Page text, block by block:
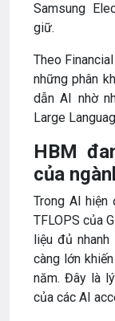
Samsung
giữ.
Theo
những phân
dẫn AI nhờ
Large
HBM
của
Trong AI
TFLOPS của
liệu đủ
càng lớn
năm. Đây là
của các AI